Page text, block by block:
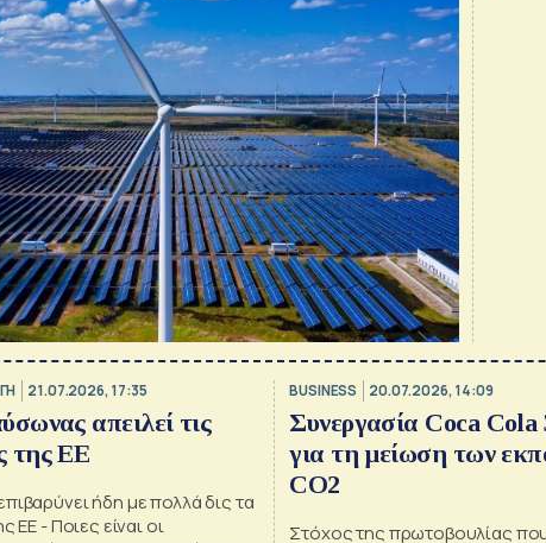
21.07.2026, 17:35
απειλεί τις
της ΕΕ
ήδη με πολλά δις τα
ΕΕ - Ποιες είναι οι
BUSINESS 20.07.2026, 14:09
Συνεργασία Coca
για τη μείωση των
CO2
Στόχος της πρωτοβουλίας